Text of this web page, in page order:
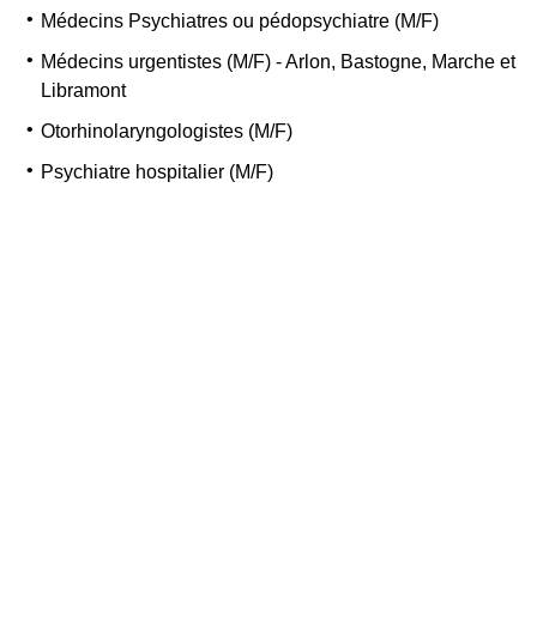
Médecins Psychiatres ou pédopsychiatre (M/F)
Médecins urgentistes (M/F) - Arlon, Bastogne, Marche et
Libramont
Otorhinolaryngologistes (M/F)
Psychiatre hospitalier (M/F)